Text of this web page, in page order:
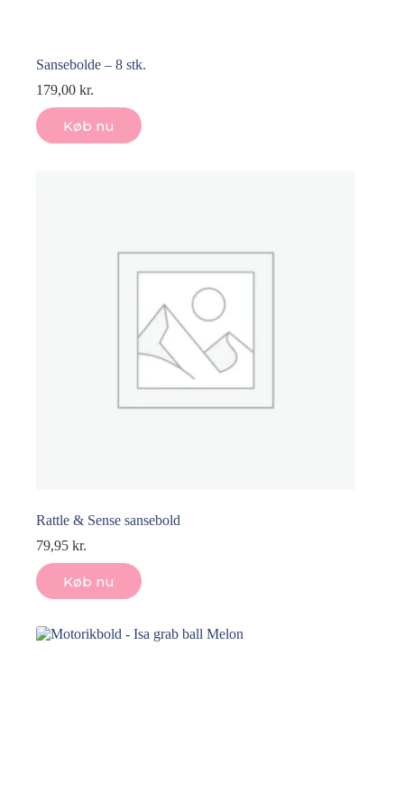
Sansebolde – 8 stk.
179,00 kr.
Køb nu
Rattle & Sense sansebold
79,95 kr.
Køb nu